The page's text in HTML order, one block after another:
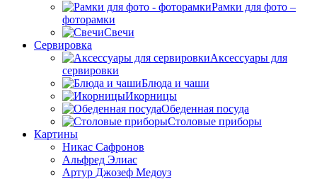
Рамки для фото –
фоторамки
Свечи
Сервировка
Аксессуары для
сервировки
Блюда и чаши
Икорницы
Обеденная посуда
Столовые приборы
Картины
Никас Сафронов
Альфред Элиас
Артур Джозеф Медоуз